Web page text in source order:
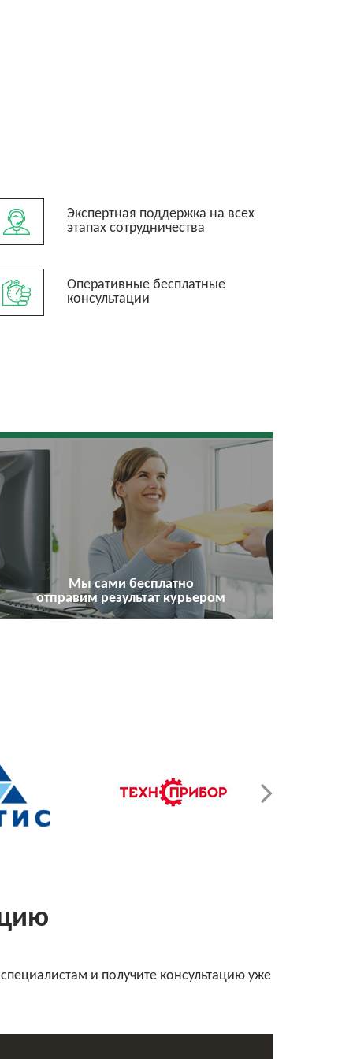
Экспертная поддержка на всех
этапах сотрудничества
Оперативные бесплатные
консультации
Мы сами бесплатно
отправим результат курьером
и получите консультацию уже